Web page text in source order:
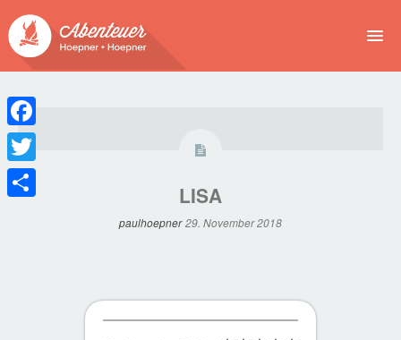
LISA
paulhoepner 29. November 2018
Facebook
Twitter